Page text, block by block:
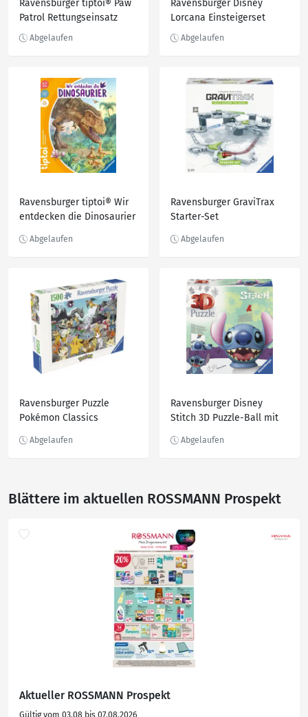
Ravensburger tiptoi® Paw
Patrol Rettungseinsatz
Ravensburger Disney
Lorcana Einsteigerset
Ravensburger tiptoi® Wir
entdecken die Dinosaurier
Richter
Ravensburger GraviTrax
Starter-Set
Ravensburger Puzzle
Pokémon Classics
Ravensburger Disney
Stitch 3D Puzzle-Ball mit
Blättere im aktuellen ROSSMANN Prospekt
Aktueller ROSSMANN Prospekt
Gültig vom 03.08 bis 07.08.2026